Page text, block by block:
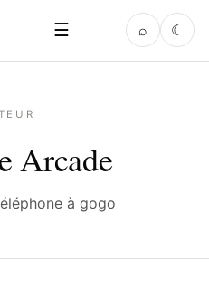
☰ ⌕ ☾
Arcade
à gogo